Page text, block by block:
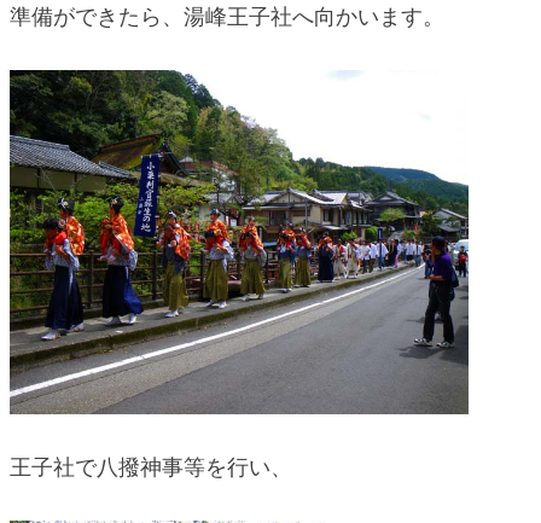
準備ができたら、湯峰王子社へ向かいます。
王子社で八撥神事等を行い、